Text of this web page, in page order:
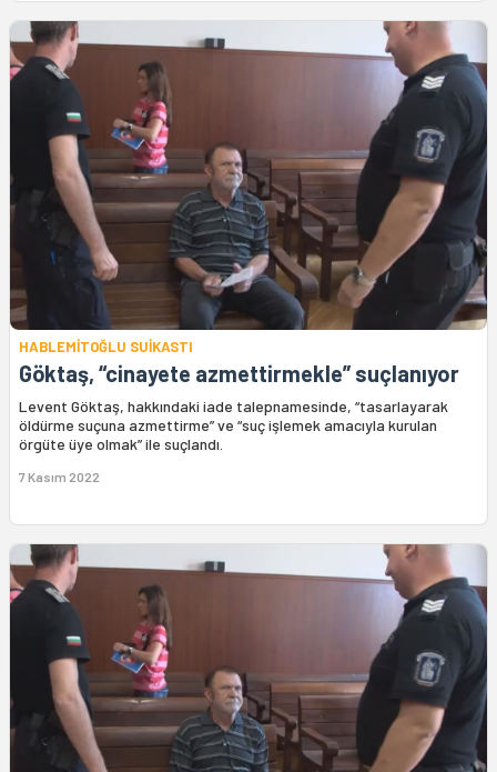
HABLEMİTOĞLU SUİKASTI
Göktaş, “cinayete azmettirmekle” suçlanıyor
Levent Göktaş, hakkındaki iade talepnamesinde, “tasarlayarak
öldürme suçuna azmettirme” ve “suç işlemek amacıyla kurulan
örgüte üye olmak” ile suçlandı.
7 Kasım 2022